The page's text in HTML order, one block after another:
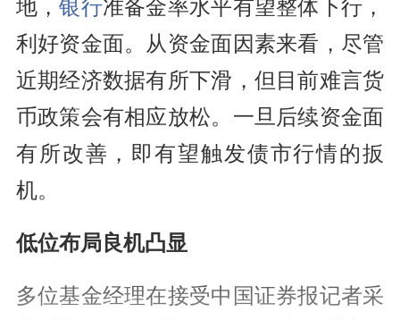
地，银行准备金率水平有望整体下行，
利好资金面。从资金面因素来看，尽管
近期经济数据有所下滑，但目前难言货
币政策会有相应放松。一旦后续资金面
有所改善，即有望触发债市行情的扳
机。
低位布局良机凸显
多位基金经理在接受中国证券报记者采